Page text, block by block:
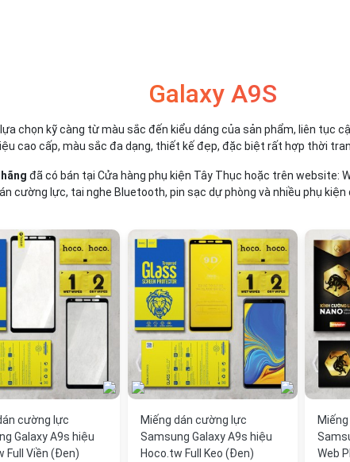
Galaxy A9S
chọn kỹ càng từ màu sắc đến kiểu dáng của sản phẩm, liên tục
cao cấp, màu sắc đa dạng, thiết kế đẹp, đặc biệt rất hợp thời
đã có bán tại Cửa hàng phụ kiện Tây Thục hoặc trên website:
cường lực, tai nghe Bluetooth, pin sạc dự phòng và nhiều phụ kiện
cường lực
Galaxy A9s hiệu
Full Viền (Đen)
Miếng dán cường lực
Samsung Galaxy A9s hiệu
Hoco.tw Full Keo (Đen)
Web